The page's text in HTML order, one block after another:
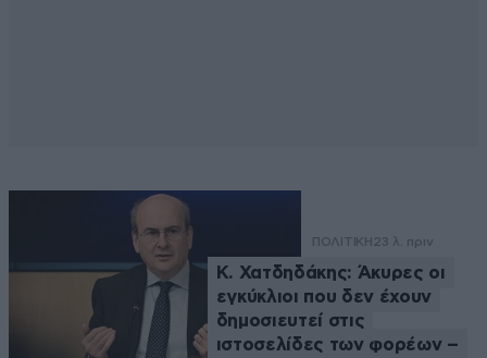
ΠΟΛΙΤΙΚΗ23 λ. πριν
Κ. Χατδηδάκης: Άκυρες οι
εγκύκλιοι που δεν έχουν
δημοσιευτεί στις
ιστοσελίδες των φορέων –